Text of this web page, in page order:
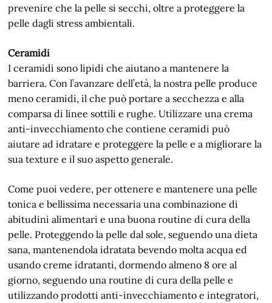
prevenire che la pelle si secchi, oltre a proteggere la
pelle dagli stress ambientali.
Ceramidi
I ceramidi sono lipidi che aiutano a mantenere la
barriera. Con l’avanzare dell’età, la nostra pelle produce
meno ceramidi, il che può portare a secchezza e alla
comparsa di linee sottili e rughe. Utilizzare una crema
anti-invecchiamento che contiene ceramidi può
aiutare ad idratare e proteggere la pelle e a migliorare la
sua texture e il suo aspetto generale.
Come puoi vedere, per ottenere e mantenere una pelle
tonica e bellissima necessaria una combinazione di
abitudini alimentari e una buona routine di cura della
pelle. Proteggendo la pelle dal sole, seguendo una dieta
sana, mantenendola idratata bevendo molta acqua ed
usando creme idratanti, dormendo almeno 8 ore al
giorno, seguendo una routine di cura della pelle e
utilizzando prodotti anti-invecchiamento e integratori,